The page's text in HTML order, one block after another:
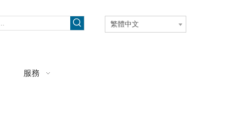
繁體中文
服務